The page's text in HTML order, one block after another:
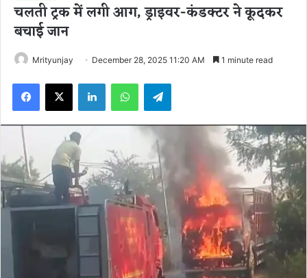
चलती ट्रक में लगी आग, ड्राइवर-कंडक्टर ने कूदकर
बचाई जान
Mrityunjay December 28, 2025 11:20 AM 1 minute read